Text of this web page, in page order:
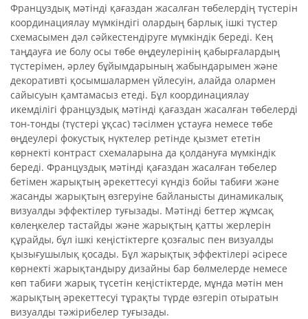
Француздық мәтінді қағаздан жасалған төбелердің түстерін
координациялау мүмкіндігі олардың барлық ішкі түстер
схемасымен дәл сәйкестендіруге мүмкіндік береді. Кең
таңдауға ие болу осы төбе өңдеулерінің қабырғалардың
түстерімен, әрлеу бұйымдарының жабындарымен және
декоративті қосымшалармен үйлесуін, алайда олармен
сайысуын қамтамасыз етеді. Бұл координациялау
икемділігі француздық мәтінді қағаздан жасалған төбелерді
тон-тонды (түстері ұқсас) тәсілмен ұстауға немесе төбе
өңдеулері фокустық нүктелер ретінде қызмет ететін
көрнекті контраст схемаларына да қолдануға мүмкіндік
береді. Француздық мәтінді қағаздан жасалған төбелер
бетімен жарықтың әрекеттесуі күндіз бойы табиғи және
жасанды жарықтың өзгеруіне байланысты динамикалық
визуалды эффектілер туғызады. Мәтінді беттер жұмсақ
көлеңкелер тастайды және жарықтың қатты жерлерін
құрайды, бұл ішкі кеңістіктерге қозғалыс пен визуалды
қызығушылық қосады. Бұл жарықтық эффектілері әсіресе
көрнекті жарықтандыру дизайны бар бөлмелерде немесе
көп табиғи жарық түсетін кеңістіктерде, мұнда мәтін мен
жарықтың әрекеттесуі тұрақты түрде өзгеріп отыратын
визуалды тәжірибелер туғызады.